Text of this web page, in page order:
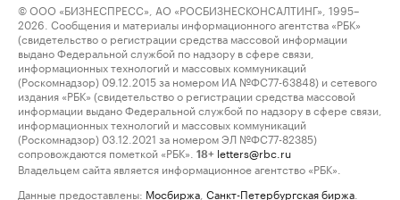
© ООО «БИЗНЕСПРЕСС», АО «РОСБИЗНЕСКОНСАЛТИНГ», 1995–
2026. Сообщения и материалы информационного агентства «РБК»
(свидетельство о регистрации средства массовой информации
выдано Федеральной службой по надзору в сфере связи,
информационных технологий и массовых коммуникаций
(Роскомнадзор) 09.12.2015 за номером ИА №ФС77-63848) и сетевого
издания «РБК» (свидетельство о регистрации средства массовой
информации выдано Федеральной службой по надзору в сфере связи,
информационных технологий и массовых коммуникаций
(Роскомнадзор) 03.12.2021 за номером ЭЛ №ФС77-82385)
сопровождаются пометкой «РБК».
18+ letters@rbc.ru
Владельцем сайта является информационное агентство «РБК».
Данные предоставлены: Мосбиржа Санкт-Петербургская биржа